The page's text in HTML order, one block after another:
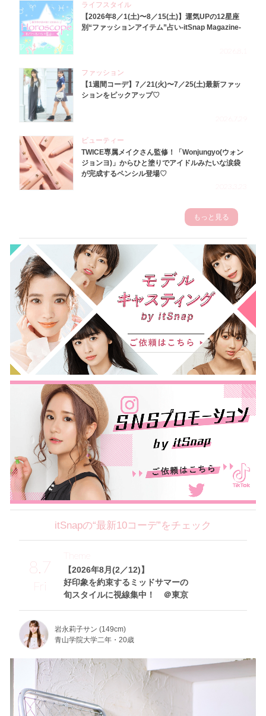
ライフスタイル
【2026年8／1(土)〜8／15(土)】運気UPの12星座
別“ファッションアイテム”占い-itSnap Magazine-
ファッション
【1週間コーデ】7／21(火)〜7／25(土)最新ファッ
ションをピックアップ♡
ビューティー
TWICE専属メイクさん監修！「Wonjungyo(ウォン
ジョンヨ)」からひと塗りでアイドルみたいな涙袋
が完成するペンシル登場♡
もっと見る
itSnapの“最新10コーデ”をチェック
8.7
Fri
【2026年8月(2／12)】
好印象を約束するミッドサマーの
旬スタイルに視線集中！ ＠東京
Theme
岩永莉子サン (149cm)
青山学院大学二年・20歳